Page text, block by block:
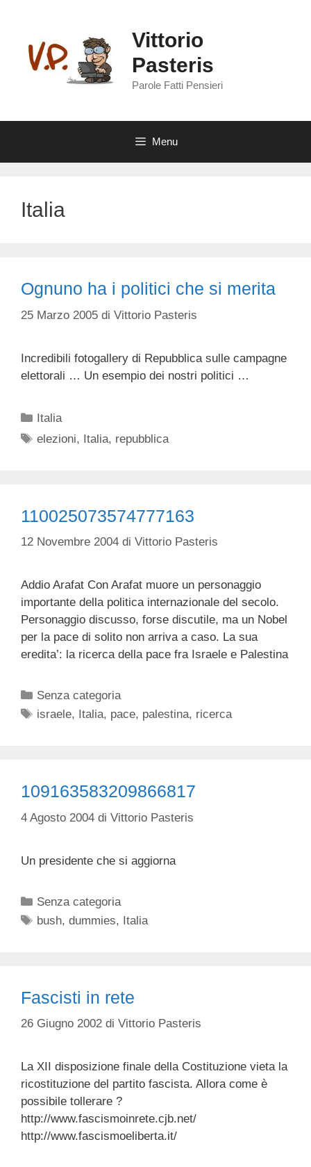
contenuto
Vittorio
Pasteris
Parole Fatti Pensieri
Menu
Italia
Ognuno ha i politici che si merita
25 Marzo 2005 di Vittorio Pasteris
Incredibili fotogallery di Repubblica sulle campagne
elettorali … Un esempio dei nostri politici …
Categorie
Italia
Tag
elezioni, Italia, repubblica
110025073574777163
12 Novembre 2004 di Vittorio Pasteris
Addio Arafat Con Arafat muore un personaggio
importante della politica internazionale del secolo.
Personaggio discusso, forse discutile, ma un Nobel
per la pace di solito non arriva a caso. La sua
eredita’: la ricerca della pace fra Israele e Palestina
Categorie
Senza categoria
Tag
israele, Italia, pace, palestina, ricerca
109163583209866817
4 Agosto 2004 di Vittorio Pasteris
Un presidente che si aggiorna
Categorie
Senza categoria
Tag
bush,dummies, Italia
Fascisti in rete
26 Giugno 2002 di Vittorio Pasteris
La XII disposizione finale della Costituzione vieta la
ricostituzione del partito fascista. Allora come è
possibile tollerare ?
http://www.fascismoinrete.cjb.net/
http://www.fascismoeliberta.it/